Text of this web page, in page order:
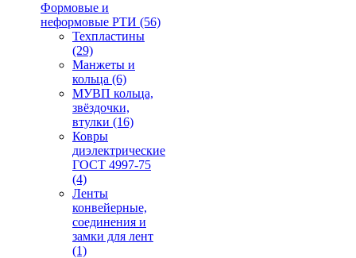
Формовые и
неформовые РТИ (56)
Техпластины
(29)
Манжеты и
кольца (6)
МУВП кольца,
звёздочки,
втулки (16)
Ковры
диэлектрические
ГОСТ 4997-75
(4)
Ленты
конвейерные,
соединения и
замки для лент
(1)